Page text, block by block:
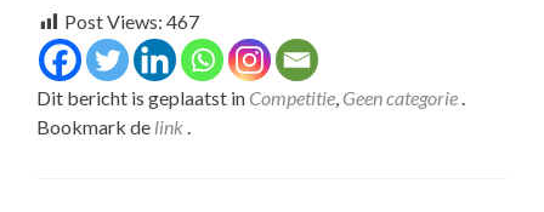
Post Views: 467
Dit bericht is geplaatst in Competitie, Geen categorie .
Bookmark de link .